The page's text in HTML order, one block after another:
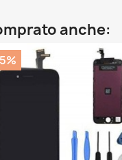
anche: